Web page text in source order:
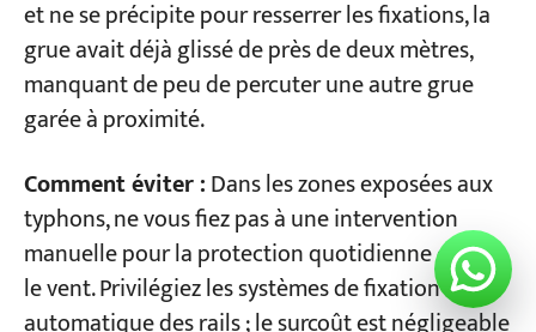
et ne se précipite pour resserrer les fixations, la
grue avait déjà glissé de près de deux mètres,
manquant de peu de percuter une autre grue
garée à proximité.
Comment éviter :Dans les zones exposées aux
typhons, ne vous fiez pas à une intervention
manuelle pour la protection quotidienne contre
le vent. Privilégiez les systèmes de fixation